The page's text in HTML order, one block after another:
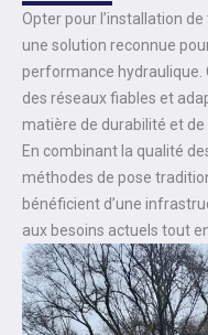
Opter pour l’installation
une solution reconnue
performance hydraulique.
des réseaux fiables et
matière de durabilité et de
En combinant la qualité
méthodes de pose
bénéficient d’une
aux besoins actuels tout